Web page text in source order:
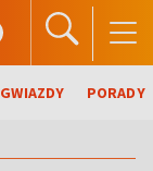
GWIAZDY PORADY